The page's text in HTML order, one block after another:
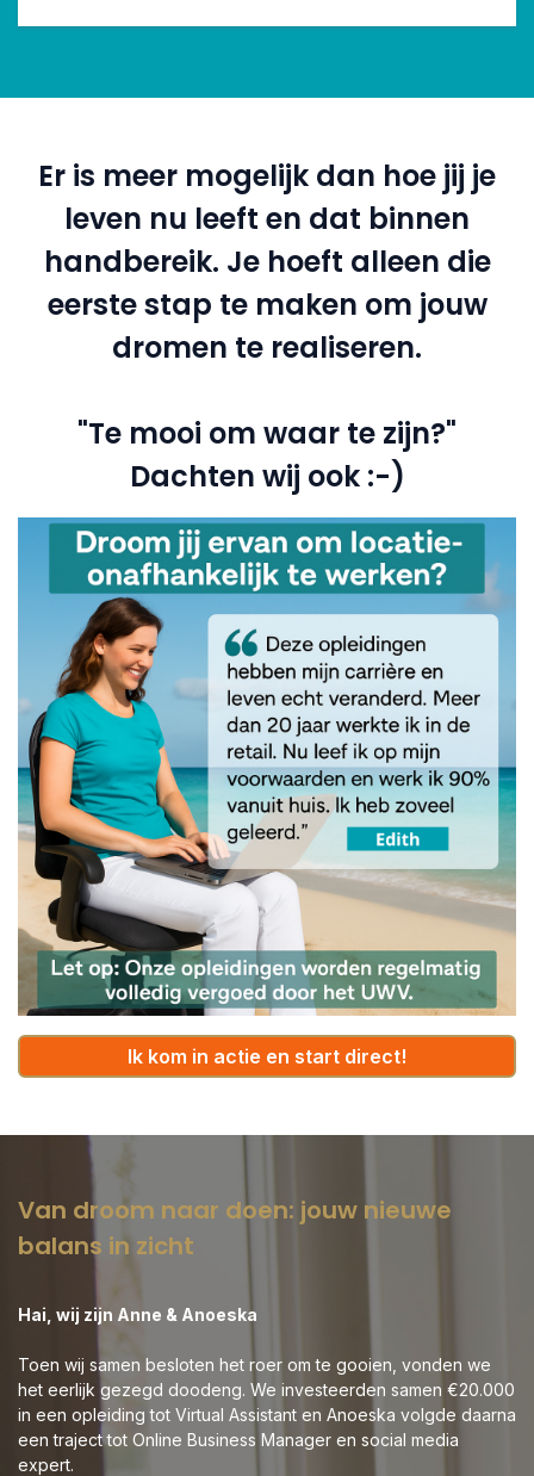
Er is meer mogelijk dan hoe jij je
leven nu leeft en dat binnen
handbereik. Je hoeft alleen die
eerste stap te maken om jouw
dromen te realiseren.
"Te mooi om waar te zijn?"
Dachten wij ook :-)
Ik kom in actie en start direct!
Van droom naar doen: jouw nieuwe
balans in zicht
Hai, wij zijn Anne & Anoeska
Toen wij samen besloten het roer om te gooien, vonden we
het eerlijk gezegd doodeng. We investeerden samen €20.000
in een opleiding tot Virtual Assistant en Anoeska volgde daarna
een traject tot Online Business Manager en social media
expert.